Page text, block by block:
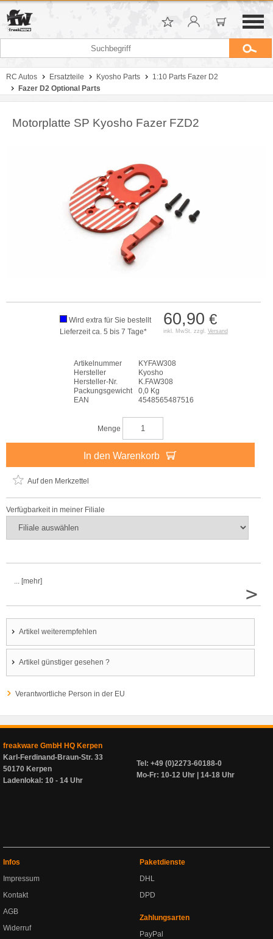
RC Autos Ersatzteile Kyosho Parts
1:10 Parts Fazer D2
Fazer D2 Optional Parts
Motorplatte SP Kyosho Fazer FZD2
60,90 €
inkl. MwSt. zzgl. Versand
Wird extra für Sie bestellt
Lieferzeit ca. 5 bis 7 Tage*
Artikelnummer
KYFAW308
Hersteller
Kyosho
Hersteller-Nr.
K.FAW308
Packungsgewicht
0,0 Kg
EAN
4548565487516
Menge
In den Warenkorb
Auf den Merkzettel
Verfügbarkeit in meiner Filiale
... [mehr]
>
Artikel weiterempfehlen
Artikel günstiger gesehen ?
Verantwortliche Person in der EU
freakware GmbH HQ Kerpen
Karl-Ferdinand-Braun-Str. 33
50170 Kerpen
Ladenlokal: 10 - 14 Uhr
Tel: +49 (0)2273-60188-0
Mo-Fr: 10-12 Uhr | 14-18 Uhr
Infos
Impressum
Kontakt
AGB
Widerruf
Paketdienste
DHL
DPD
Zahlungsarten
PayPal